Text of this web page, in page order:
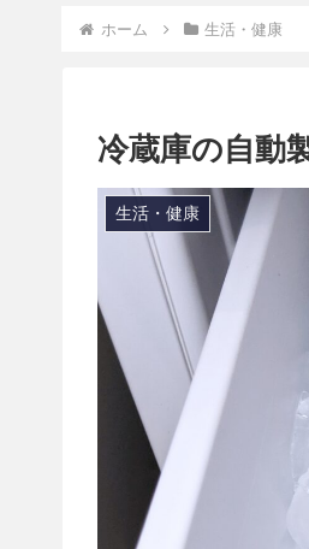
ホーム 生活・健康
冷蔵庫の自動
生活・健康